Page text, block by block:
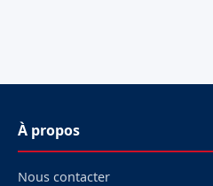
À propos
Nous contacter